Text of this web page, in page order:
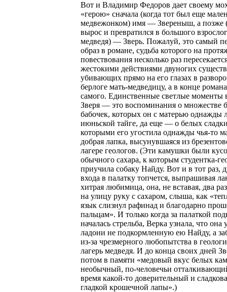
Вот и Владимир Федоров дает своему
«герою» сначала (когда тот был еще
медвежонком) имя — Звереныш, а позже
вырос и превратился в большого
медведя) — Зверь. Пожалуй, это самый
образ в романе, судьба которого на
повествования несколько раз
жестокими действиями двуногих
убивающих прямо на его глазах в
берлоге мать-медведицу, а в конце
самого. Единственные светлые моменты
Зверя — это воспоминания о множестве
бабочек, которых он с матерью однажды
июньской тайге, да еще — о белых
которыми его угостила однажды чья-то
добрая лапка, высунувшаяся из
лагере геологов. (Эти камушки были
обычного сахара, к которым студентка-
приучила собаку Найду. Вот и в тот раз,
входа в палатку топчется, выпрашивая
хитрая любимица, она, не вставая, два
на улицу руку с сахаром, слыша, как
язык слизнул рафинад и благодарно
пальцам». И только когда за палаткой
началась стрельба, Верка узнала, что она
ладони не подкормленную ею Найду, а
из-за чрезмерного любопытства в
лагерь медведя. И до конца своих дней
потом в памяти «медовый вкус белых
необычный, по-человечьи
время какой-то доверительный и
гладкой крошечной лапы».)